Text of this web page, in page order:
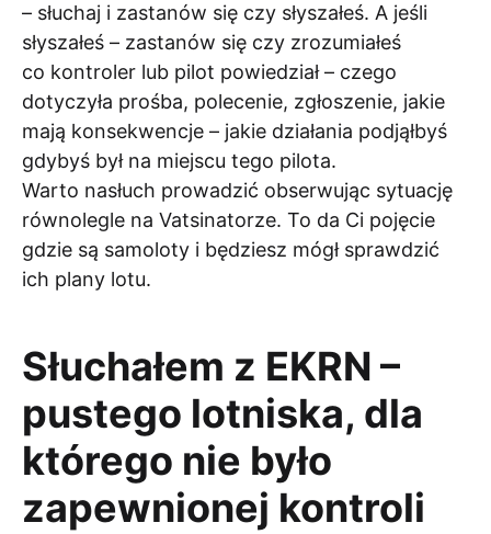
– słuchaj i zastanów się czy słyszałeś. A jeśli
słyszałeś – zastanów się czy zrozumiałeś
co kontroler lub pilot powiedział – czego
dotyczyła prośba, polecenie, zgłoszenie, jakie
mają konsekwencje – jakie działania podjąłbyś
gdybyś był na miejscu tego pilota.
Warto nasłuch prowadzić obserwując sytuację
równolegle na Vatsinatorze. To da Ci pojęcie
gdzie są samoloty i będziesz mógł sprawdzić
ich plany lotu.
Słuchałem z EKRN –
pustego lotniska, dla
którego nie było
zapewnionej kontroli